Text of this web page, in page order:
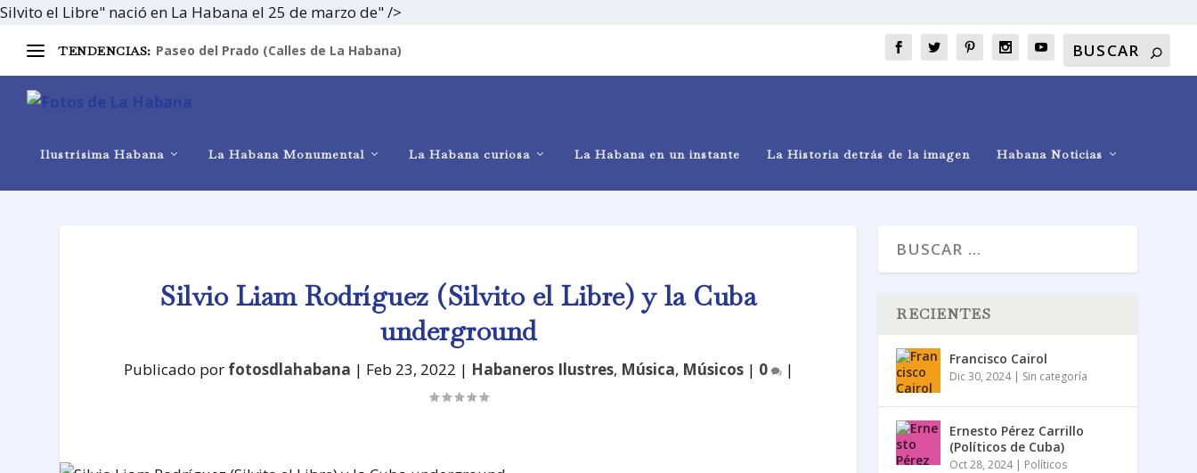
Silvito el Libre" nació en La Habana el 25 de marzo de" />
TENDENCIAS: Paseo del Prado (Calles de La Habana)
Ilustrísima Habana La Habana Monumental La Habana curiosa La Habana en un instante La Historia detrás de la imagen Habana Noticias
Silvio Liam Rodríguez (Silvito el Libre) y la Cuba
underground
Publicado por fotosdlahabana | Feb 23, 2022 | Habaneros Ilustres, Música, Músicos| 0 |
RECIENTES
Francisco Cairol
Dic 30, 2024| Sin categoría
Ernesto Pérez Carrillo
(Políticos de Cuba)
Oct 28, 2024| Políticos